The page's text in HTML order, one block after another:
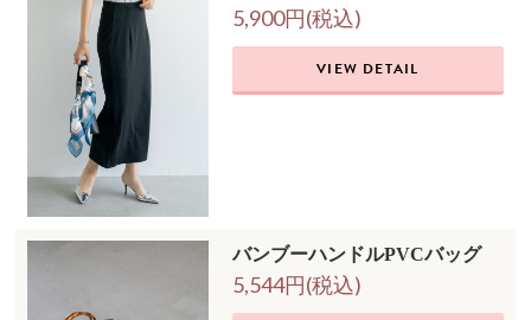
5,900円(税込)
VIEW DETAIL
バンブーハンドルPVCバッグ
5,544円(税込)